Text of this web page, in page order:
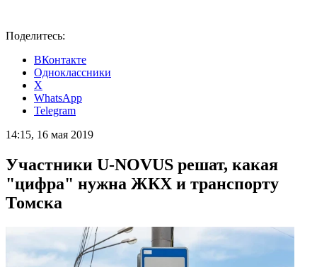
Поделитесь:
ВКонтакте
Одноклассники
X
WhatsApp
Telegram
14:15, 16 мая 2019
Участники U-NOVUS решат, какая
"цифра" нужна ЖКХ и транспорту
Томска